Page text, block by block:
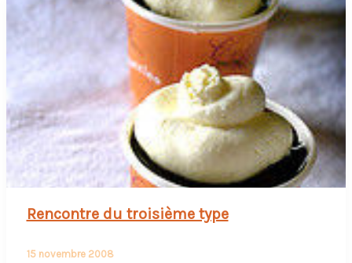
Lyon
:
j’y
Rencontre du troisième type
15 novembre 2008